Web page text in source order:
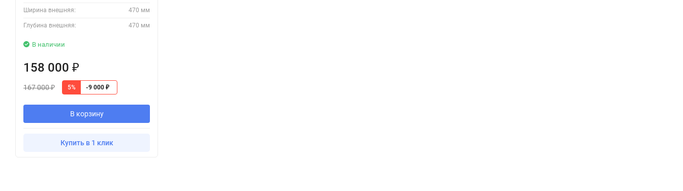
Ширина внешняя: 470 мм
Глубина внешняя: 470 мм
В наличии
158 000 ₽
167 000₽ 5% -9 000 ₽
В корзину
Купить в 1 клик